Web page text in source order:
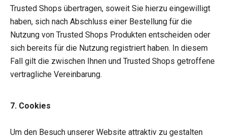
Trusted Shops übertragen, soweit Sie hierzu eingewilligt
haben, sich nach Abschluss einer Bestellung für die
Nutzung von Trusted Shops Produkten entscheiden oder
sich bereits für die Nutzung registriert haben. In diesem
Fall gilt die zwischen Ihnen und Trusted Shops getroffene
vertragliche Vereinbarung.
7. Cookies
Um den Besuch unserer Website attraktiv zu gestalten